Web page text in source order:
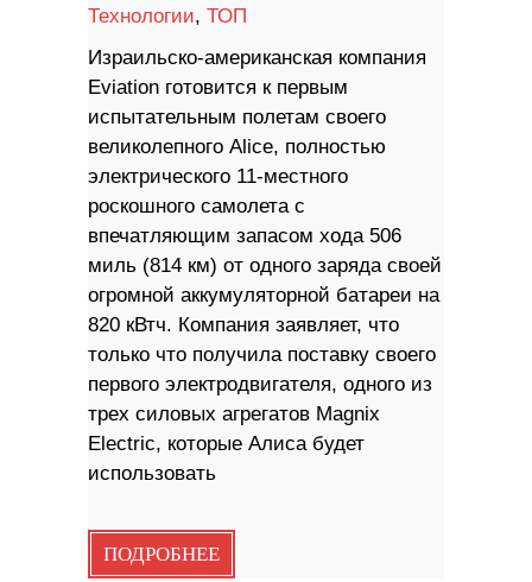
Технологии, ТОП
Израильско-американская компания
Eviation готовится к первым
испытательным полетам своего
великолепного Alice, полностью
электрического 11-местного
роскошного самолета с
впечатляющим запасом хода 506
миль (814 км) от одного заряда своей
огромной аккумуляторной батареи на
820 кВтч. Компания заявляет, что
только что получила поставку своего
первого электродвигателя, одного из
трех силовых агрегатов Magnix
Electric, которые Алиса будет
использовать
ПОДРОБНЕЕ